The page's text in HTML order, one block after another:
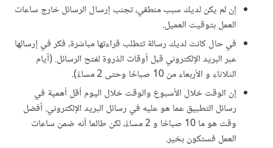
إن لم يكن لديك سبب منطقي، تجنب إرسال الرسائل خارج ساعات
العمل بتوقيت العميل.
في حال كانت لديك رسالة تتطلب قراءتها مباشرة، فكر في إرسالها
عبر البريد الإلكتروني قبل أوقات الذروة لفتح الرسائل. (أيام
الثلاثاء و الأربعاء من 10 صباحًا وحتى 2 مساءً).
إن الوقت خلال الأسبوع والوقت خلال اليوم أقل أهمية في
رسائل التطبيق عما هو عليه في رسائل البريد الإلكتروني. أفضل
وقت هو ما 10 صباحًا و 2 مساءً، لكن طالما أنه ضمن ساعات
العمل فستكون بخير.